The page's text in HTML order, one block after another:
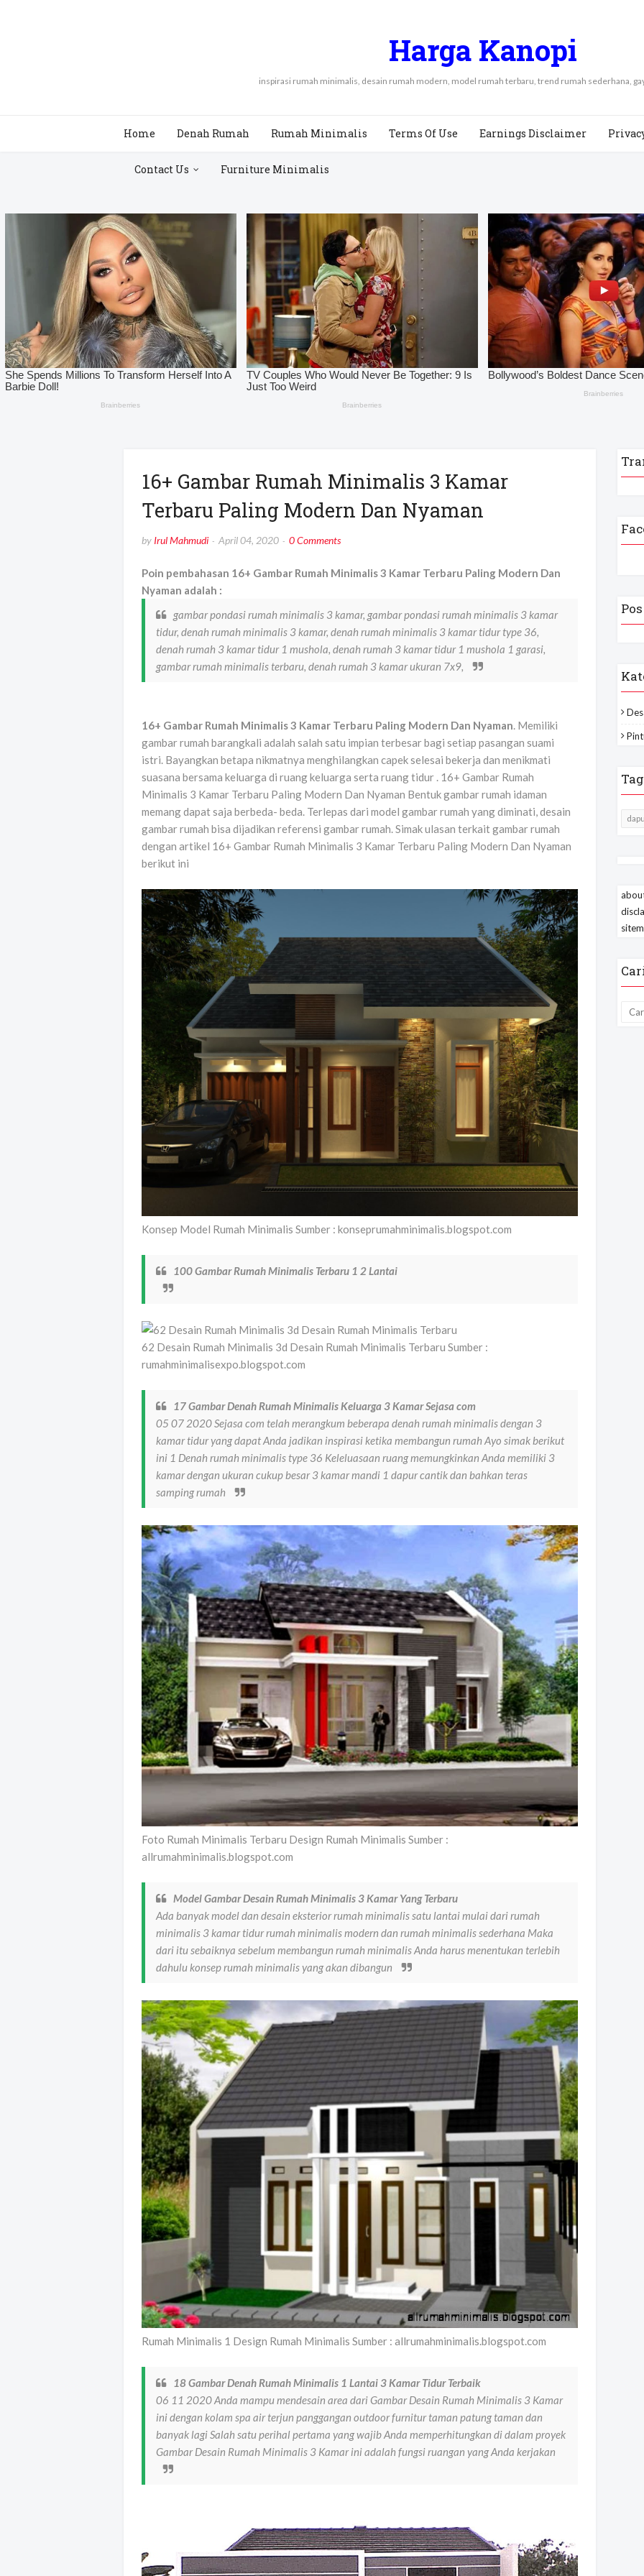
Harga Kanopi
inspirasi rumah minimalis, desain rumah modern, model rumah terbaru, trend rumah sederhana,
Home Denah Rumah Rumah Minimalis Terms Of Use Earnings Disclaimer
Contact Us Furniture Minimalis
16+ Gambar Rumah Minimalis 3 Kamar
Terbaru Paling Modern Dan Nyaman
by Irul Mahmudi April 04, 2020 0 Comments
Poin pembahasan 16+ Gambar Rumah Minimalis 3 Kamar Terbaru Paling Modern Dan
Nyaman adalah :
gambar pondasi rumah minimalis 3 kamar, gambar pondasi rumah minimalis 3 kamar
tidur, denah rumah minimalis 3 kamar, denah rumah minimalis 3 kamar tidur type 36,
denah rumah 3 kamar tidur 1 mushola, denah rumah 3 kamar tidur 1 mushola 1 garasi,
gambar rumah minimalis terbaru, denah rumah 3 kamar ukuran 7x9,
16+ Gambar Rumah Minimalis 3 Kamar Terbaru Paling Modern Dan Nyaman. Memiliki
gambar rumah barangkali adalah salah satu impian terbesar bagi setiap pasangan suami
istri. Bayangkan betapa nikmatnya menghilangkan capek selesai bekerja dan menikmati
suasana bersama keluarga di ruang keluarga serta ruang tidur . 16+ Gambar Rumah
Minimalis 3 Kamar Terbaru Paling Modern Dan Nyaman Bentuk gambar rumah idaman
memang dapat saja berbeda- beda. Terlepas dari model gambar rumah yang diminati, desain
gambar rumah bisa dijadikan referensi gambar rumah. Simak ulasan terkait gambar rumah
dengan artikel 16+ Gambar Rumah Minimalis 3 Kamar Terbaru Paling Modern Dan Nyaman
berikut ini
Konsep Model Rumah Minimalis Sumber : konseprumahminimalis.blogspot.com
100 Gambar Rumah Minimalis Terbaru 1 2 Lantai
62 Desain Rumah Minimalis 3d Desain Rumah Minimalis Terbaru Sumber :
rumahminimalisexpo.blogspot.com
17 Gambar Denah Rumah Minimalis Keluarga 3 Kamar Sejasa com
05 07 2020 Sejasa com telah merangkum beberapa denah rumah minimalis dengan 3
kamar tidur yang dapat Anda jadikan inspirasi ketika membangun rumah Ayo simak berikut
ini 1 Denah rumah minimalis type 36 Keleluasaan ruang memungkinkan Anda memiliki 3
kamar dengan ukuran cukup besar 3 kamar mandi 1 dapur cantik dan bahkan teras
samping rumah
Foto Rumah Minimalis Terbaru Design Rumah Minimalis Sumber :
allrumahminimalis.blogspot.com
Model Gambar Desain Rumah Minimalis 3 Kamar Yang Terbaru
Ada banyak model dan desain eksterior rumah minimalis satu lantai mulai dari rumah
minimalis 3 kamar tidur rumah minimalis modern dan rumah minimalis sederhana Maka
dari itu sebaiknya sebelum membangun rumah minimalis Anda harus menentukan terlebih
dahulu konsep rumah minimalis yang akan dibangun
Rumah Minimalis 1 Design Rumah Minimalis Sumber : allrumahminimalis.blogspot.com
18 Gambar Denah Rumah Minimalis 1 Lantai 3 Kamar Tidur Terbaik
06 11 2020 Anda mampu mendesain area dari Gambar Desain Rumah Minimalis 3 Kamar
ini dengan kolam spa air terjun panggangan outdoor furnitur taman patung taman dan
banyak lagi Salah satu perihal pertama yang wajib Anda memperhitungkan di dalam proyek
Gambar Desain Rumah Minimalis 3 Kamar ini adalah fungsi ruangan yang Anda kerjakan
Tag